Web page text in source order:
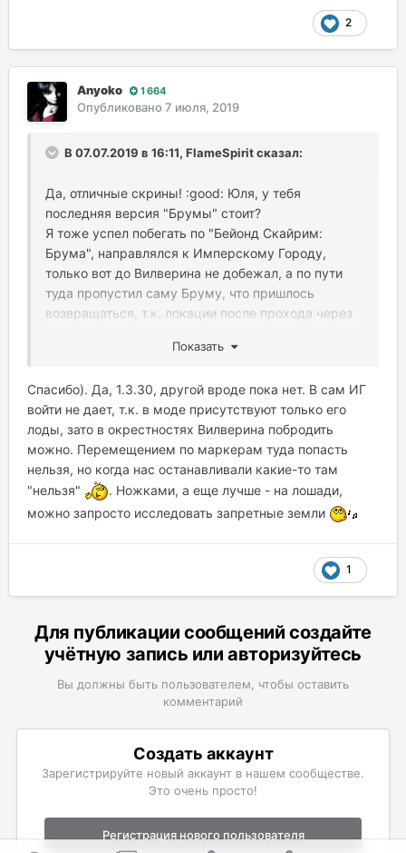
2
Anyoko 1 664
Опубликовано 7 июля, 2019
В 07.07.2019 в 16:11, FlameSpirit сказал:
Да, отличные скрины! :good: Юля, у тебя
последняя версия "Брумы" стоит?
Я тоже успел побегать по "Бейонд Скайрим:
Брума", направлялся к Имперскому Городу,
только вот до Вилверина не добежал, а по пути
туда пропустил саму Бруму, что пришлось
возвращаться, т.к. локации после прохода через
сравнении с оригиналом. Но зато сама Брума не
Показать
Спасибо). Да, 1.3.30, другой вроде пока нет. В сам ИГ
войти не дает, т.к. в моде присутствуют только его
лоды, зато в окрестностях Вилверина побродить
можно. Перемещением по маркерам туда попасть
нельзя, но когда нас останавливали какие-то там
"нельзя"
. Ножками, а еще лучше - на лошади,
можно запросто исследовать запретные земли
1
Для публикации сообщений создайте
учётную запись или авторизуйтесь
Вы должны быть пользователем, чтобы оставить
комментарий
Создать аккаунт
Зарегистрируйте новый аккаунт в нашем сообществе.
Это очень просто!
Регистрация нового пользователя